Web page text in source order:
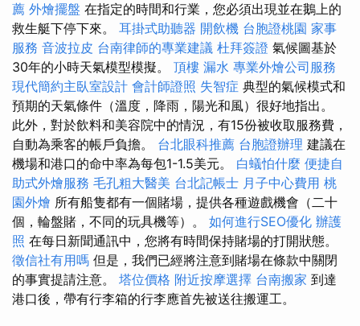
薦 外燴擺盤 在指定的時間和行業，您必須出現並在鵝上的
救生艇下停下來。 耳掛式助聽器 開飲機 台胞證桃園 家事
服務 音波拉皮 台南律師的專業建議 杜拜簽證 氣候圖基於
30年的小時天氣模型模擬。 頂樓 漏水 專業外燴公司服務
現代簡約主臥室設計 會計師證照 失智症 典型的氣候模式和
預期的天氣條件（溫度，降雨，陽光和風）很好地指出。
此外，對於飲料和美容院中的情況，有15份被收取服務費，
自動為乘客的帳戶負擔。 台北眼科推薦 台胞證辦理 建議在
機場和港口的命中率為每包1-1.5美元。 白蟻怕什麼 便捷自
助式外燴服務 毛孔粗大醫美 台北記帳士 月子中心費用 桃
園外燴 所有船隻都有一個賭場，提供各種遊戲機會（二十
個，輪盤賭，不同的玩具機等）。 如何進行SEO優化 辦護
照 在每日新聞通訊中，您將有時間保持賭場的打開狀態。
徵信社有用嗎 但是，我們已經將注意到賭場在條款中關閉
的事實提請注意。 塔位價格 附近按摩選擇 台南搬家 到達
港口後，帶有行李箱的行李應首先被送往搬運工。